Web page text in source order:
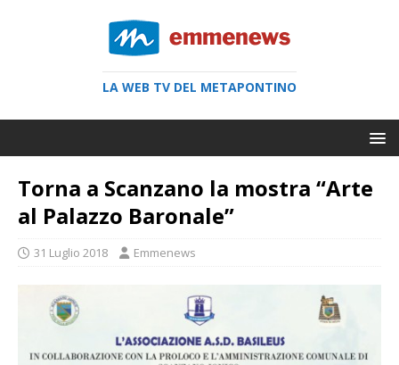
LA WEB TV DEL METAPONTINO
Torna a Scanzano la mostra “Arte
al Palazzo Baronale”
31 Luglio 2018 Emmenews